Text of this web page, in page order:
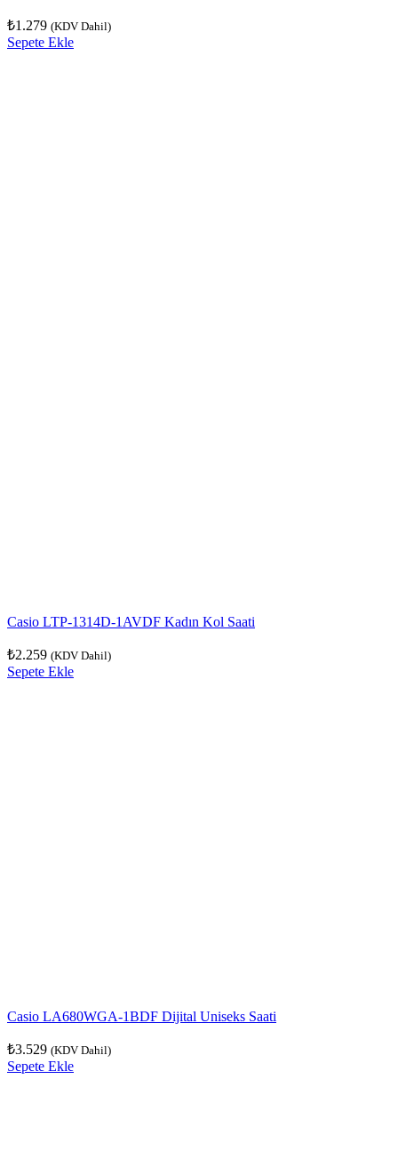
₺1.279 (KDV Dahil)
Sepete Ekle
Casio LTP-1314D-1AVDF Kadın Kol Saati
₺2.259 (KDV Dahil)
Sepete Ekle
Casio LA680WGA-1BDF Dijital Uniseks Saati
₺3.529 (KDV Dahil)
Sepete Ekle